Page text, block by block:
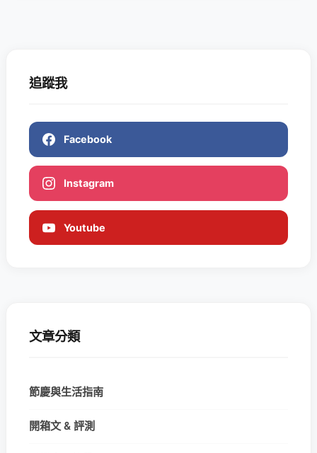
追蹤我
Facebook
Instagram
Youtube
文章分類
節慶與生活指南
開箱文 & 評測